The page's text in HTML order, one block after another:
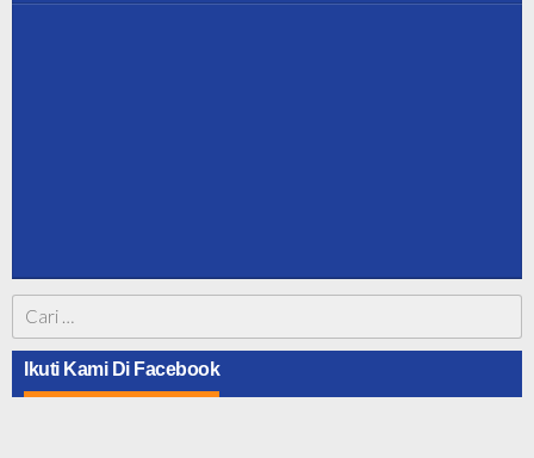
Cari
untuk:
Ikuti Kami Di Facebook